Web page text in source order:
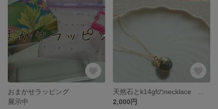
おまかせラッピング
展示中
2,000円